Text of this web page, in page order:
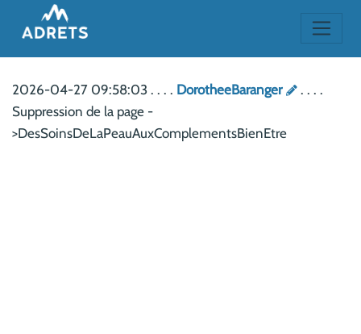
2026-04-27 09:58:03 . . . . DorotheeBaranger
. . . .
Suppression de la page -
>DesSoinsDeLaPeauAuxComplementsBienEtre